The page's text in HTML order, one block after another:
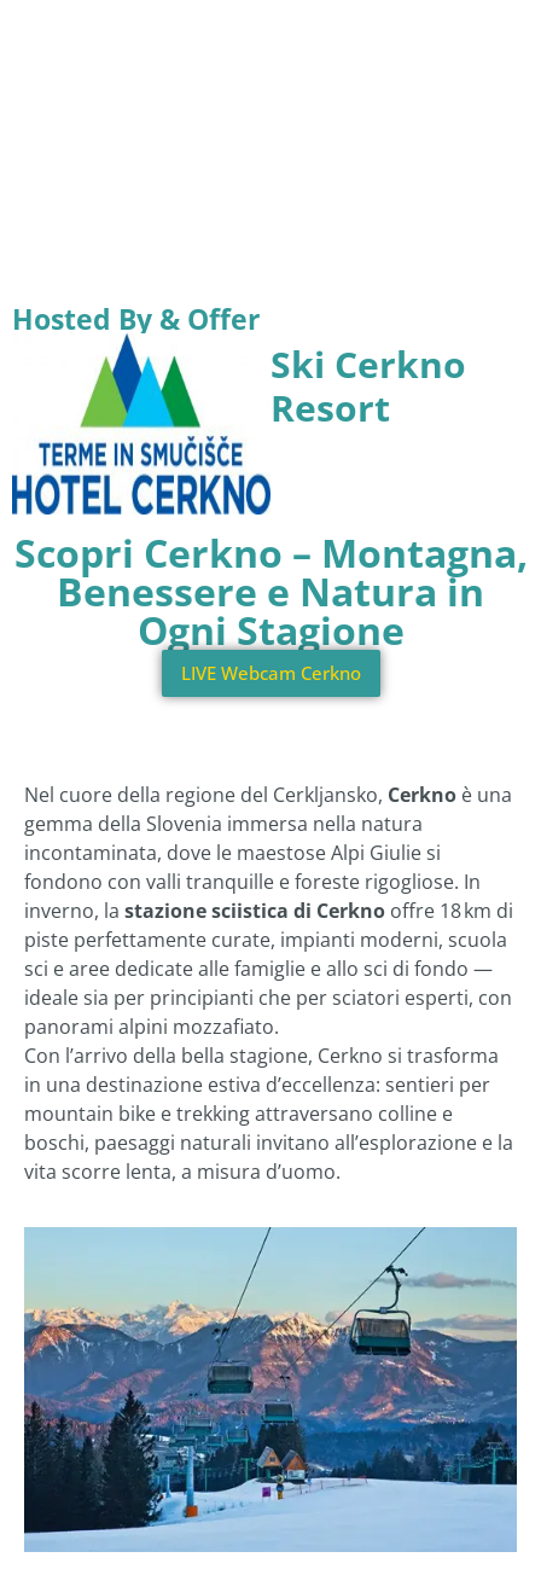
Hosted By & Offer
Ski Cerkno
Resort
Scopri Cerkno – Montagna,
Benessere e Natura in
Ogni Stagione
LIVE Webcam Cerkno
Nel cuore della regione del Cerkljansko, Cerkno è una
gemma della Slovenia immersa nella natura
incontaminata, dove le maestose Alpi Giulie si
fondono con valli tranquille e foreste rigogliose. In
inverno, la stazione sciistica di Cerkno offre 18 km di
piste perfettamente curate, impianti moderni, scuola
sci e aree dedicate alle famiglie e allo sci di fondo —
ideale sia per principianti che per sciatori esperti, con
panorami alpini mozzafiato.
Con l’arrivo della bella stagione, Cerkno si trasforma
in una destinazione estiva d’eccellenza: sentieri per
mountain bike e trekking attraversano colline e
boschi, paesaggi naturali invitano all’esplorazione e la
vita scorre lenta, a misura d’uomo.